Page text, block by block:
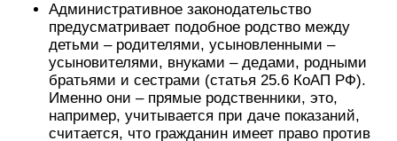
Административное законодательство
предусматривает подобное родство между
детьми – родителями, усыновленными –
усыновителями, внуками – дедами, родными
братьями и сестрами (статья 25.6 КоАП РФ).
Именно они – прямые родственники, это,
например, учитывается при даче показаний,
считается, что гражданин имеет право против